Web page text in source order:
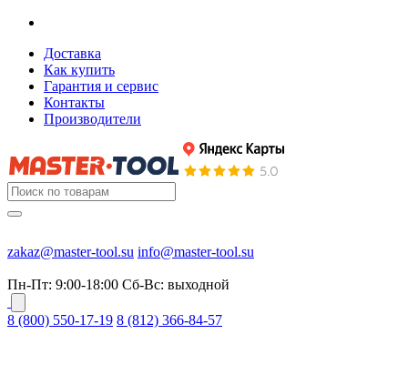
Доставка
Как купить
Гарантия и сервис
Контакты
Производители
zakaz@master-tool.su info@master-tool.su
Пн-Пт: 9:00-18:00 Cб-Вс: выходной
8 (800) 550-17-19 8 (812) 366-84-57